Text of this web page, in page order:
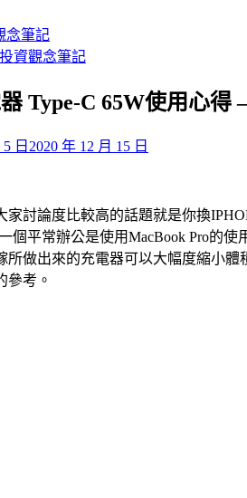
念筆記
資觀念筆記
Type-C 65W使用心得
日 2020 年 12 月 15 日
家討論度比較高的話題就是你換
個平常辦公是使用MacBook Pro的
所做出來的充電器可以大幅度縮小
參考。